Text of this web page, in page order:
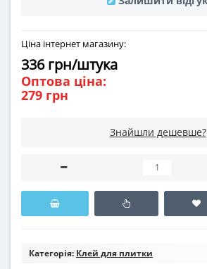
Ціна інтернет магазину:
336 грн/штука
Оптова ціна:
279 грн
Знайшли дешевше?
Категорія: Клей для плитки